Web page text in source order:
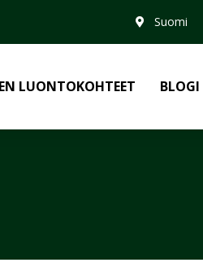
Suomi
LUONTOKOHTEET BLOGI